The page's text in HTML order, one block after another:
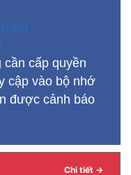
cấp quyền
cập vào bộ nhớ
được cảnh báo